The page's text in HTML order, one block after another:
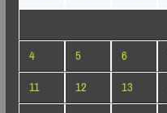
4
5 6
11
12 13